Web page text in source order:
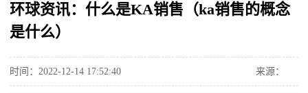
环球资讯：什么是KA销售（ka销售的概念
是什么）
时间：2022-12-14 17:52:40 来源：